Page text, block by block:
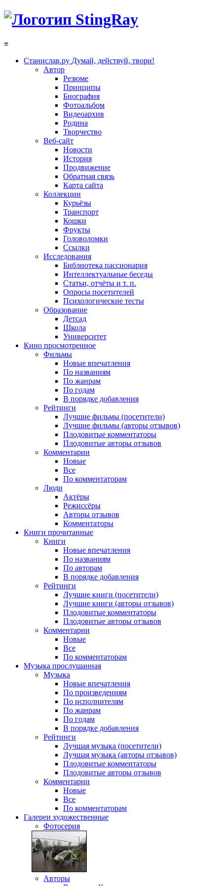
≡
Станислав.ру Думай, действуй, твори!
Автор
Резюме
Принципы
Биография
Фотоальбом
Видеоархив
Родина
Творчество
Веб-сайт
Новости
История
Продвижение
Обратная связь
Карта сайта
Коллекции
Курьёзы
Транспорт
Кошки
Фрукты
Головоломки
Ссылки
Исследования
Библиотека пассионария
Интеллектуальные беседы
Статьи, отчёты и т. п.
Опросы посетителей
Психологические тесты
Образование
Детсад
Школа
Университет
Кино просмотренное
Фильмы
Новые впечатления
По названиям
По жанрам
По годам
В порядке добавления
Рейтинги
Лучшие фильмы (посетители)
Лучшие фильмы (авторы отзывов)
Плодовитые комментаторы
Плодовитые авторы отзывов
Комментарии
Новые
Все
По комментаторам
Люди
Актёры
Режиссёры
Авторы отзывов
Комментаторы
Книги прочитанные
Книги
Новые впечатления
По названиям
По авторам
В порядке добавления
Рейтинги
Лучшие книги (посетители)
Лучшие книги (авторы отзывов)
Плодовитые комментаторы
Плодовитые авторы отзывов
Комментарии
Новые
Все
По комментаторам
Музыка прослушанная
Музыка
Новые впечатления
По произведениям
По исполнителям
По жанрам
По годам
В порядке добавления
Рейтинги
Лучшая музыка (посетители)
Лучшая музыка (авторы отзывов)
Плодовитые комментаторы
Плодовитые авторы отзывов
Комментарии
Новые
Все
По комментаторам
Галереи художественные
Фотосерия
Авторы